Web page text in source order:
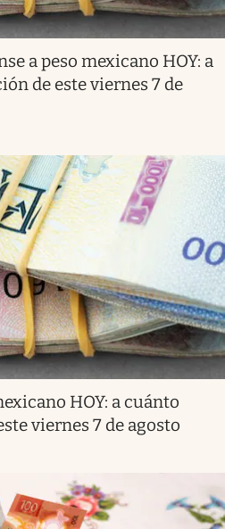
a peso mexicano HOY: a
de este viernes 7 de
HOY: a cuánto
viernes 7 de agosto